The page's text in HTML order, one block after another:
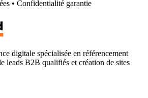
• Confidentialité garantie
digitale spécialisée en référencement
leads B2B qualifiés et création de sites